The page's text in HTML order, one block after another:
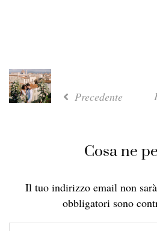
Precedente
Cosa ne
Il tuo indirizzo email non
obbligatori sono